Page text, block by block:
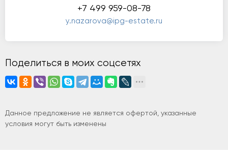
+7 499 959-08-78
y.nazarova@ipg-estate.ru
Поделиться в моих соцсетях
Данное предложение не является офертой, указанные
условия могут быть изменены